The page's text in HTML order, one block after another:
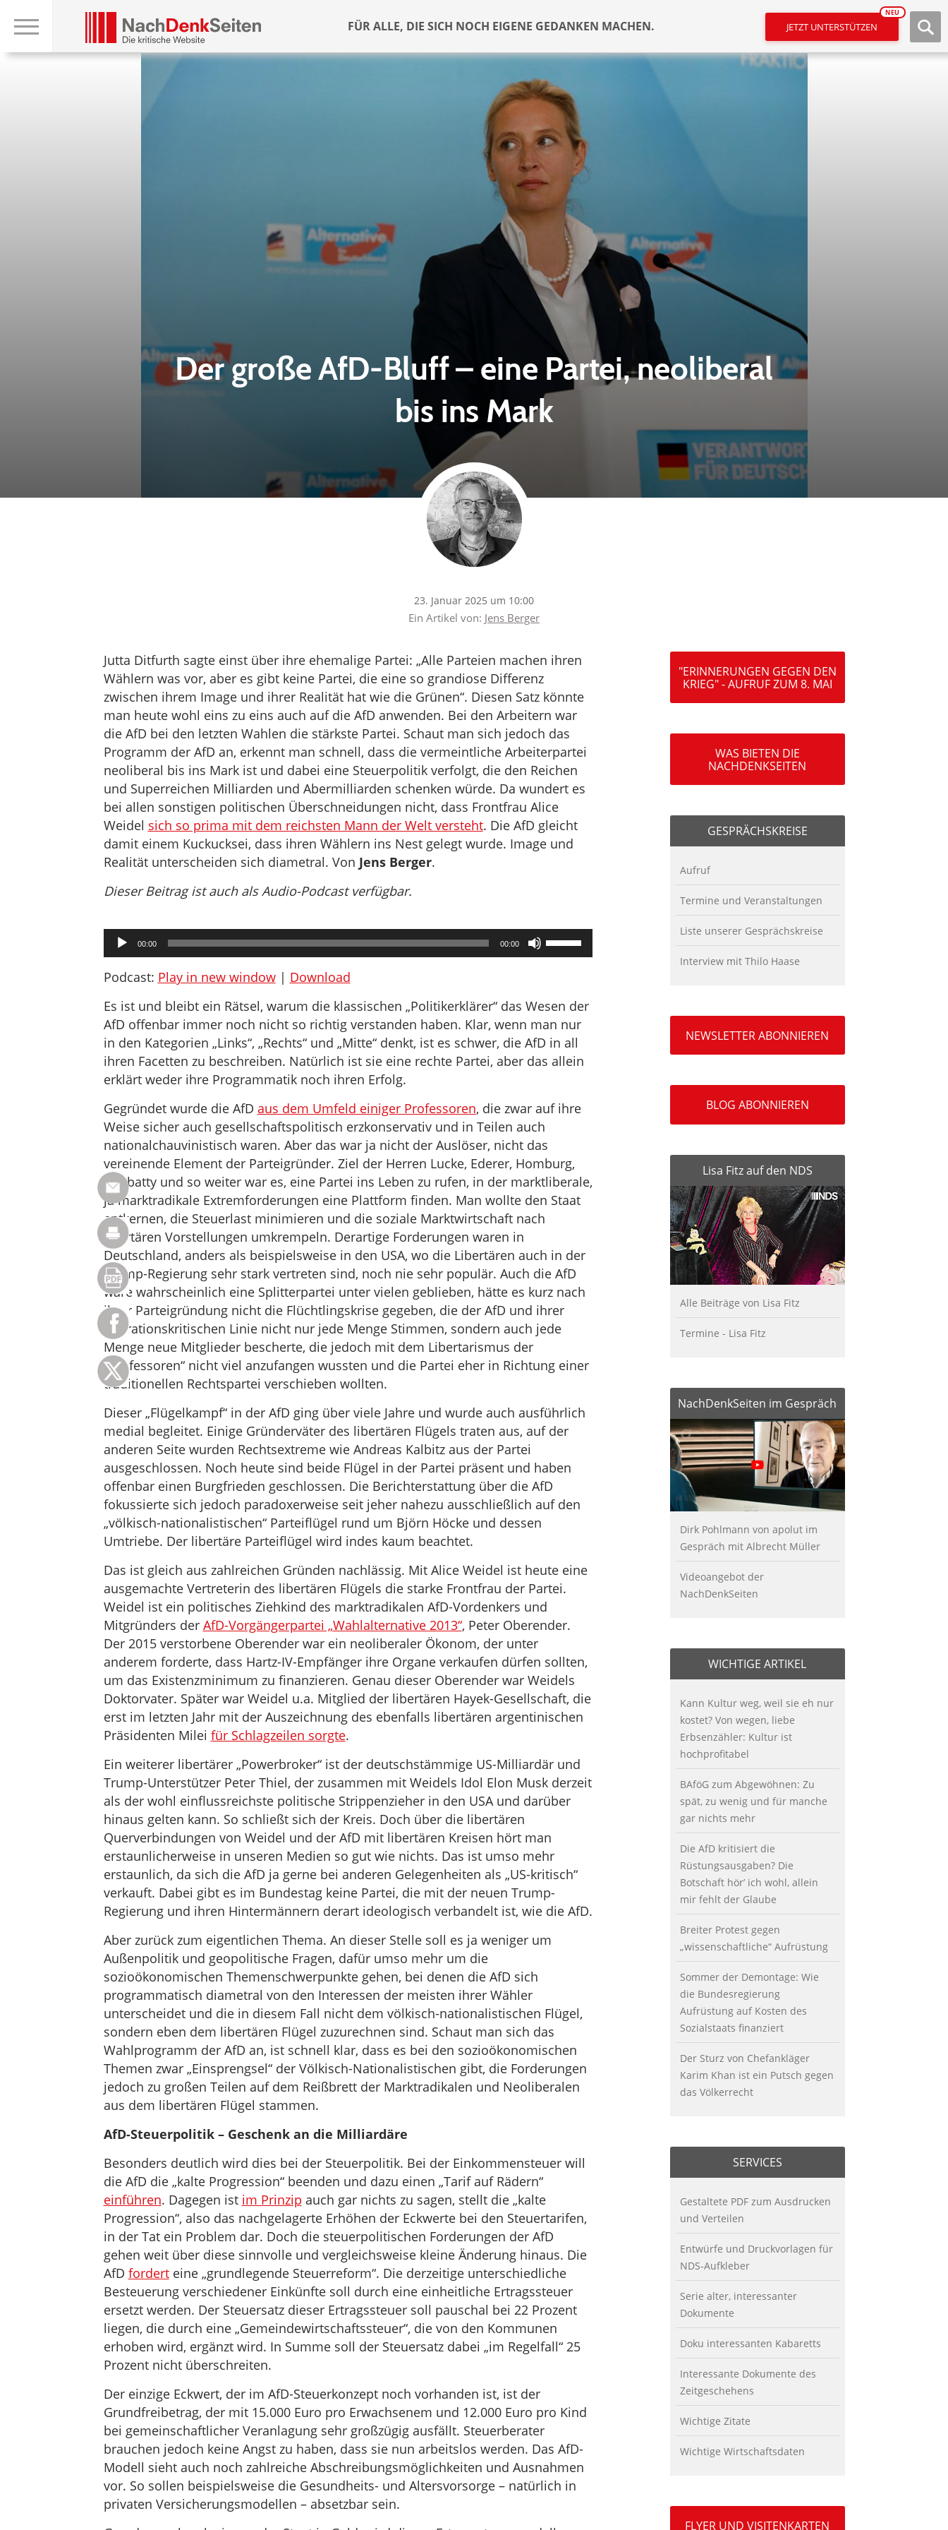
FÜR ALLE, DIE SICH NOCH EIGENE GEDANKEN MACHEN. JETZT UNTERSTÜTZEN
NEU
Der große AfD-Bluff – eine Partei, neoliberal
bis ins Mark
23. Januar 2025 um 10:00
Ein Artikel von: Jens Berger
Jutta Ditfurth sagte einst über ihre ehemalige Partei: „Alle Parteien machen ihren
Wählern was vor, aber es gibt keine Partei, die eine so grandiose Differenz
zwischen ihrem Image und ihrer Realität hat wie die Grünen“. Diesen Satz könnte
man heute wohl eins zu eins auch auf die AfD anwenden. Bei den Arbeitern war
die AfD bei den letzten Wahlen die stärkste Partei. Schaut man sich jedoch das
Programm der AfD an, erkennt man schnell, dass die vermeintliche Arbeiterpartei
neoliberal bis ins Mark ist und dabei eine Steuerpolitik verfolgt, die den Reichen
und Superreichen Milliarden und Abermilliarden schenken würde. Da wundert es
bei allen sonstigen politischen Überschneidungen nicht, dass Frontfrau Alice
Weidel sich so prima mit dem reichsten Mann der Welt versteht. Die AfD gleicht
damit einem Kuckucksei, dass ihren Wählern ins Nest gelegt wurde. Image und
Realität unterscheiden sich diametral. Von Jens Berger.
Dieser Beitrag ist auch als Audio-Podcast verfügbar.
Audio-
Player
00:00 00:00
Pfeiltasten
Hoch/Runter
die
Lautstärke
zu
regeln.
Podcast: Play in new window| Download
Es ist und bleibt ein Rätsel, warum die klassischen „Politikerklärer“ das Wesen der
AfD offenbar immer noch nicht so richtig verstanden haben. Klar, wenn man nur
in den Kategorien „Links“, „Rechts“ und „Mitte“ denkt, ist es schwer, die AfD in all
ihren Facetten zu beschreiben. Natürlich ist sie eine rechte Partei, aber das allein
erklärt weder ihre Programmatik noch ihren Erfolg.
Gegründet wurde die AfD aus dem Umfeld einiger Professoren, die zwar auf ihre
Weise sicher auch gesellschaftspolitisch erzkonservativ und in Teilen auch
nationalchauvinistisch waren. Aber das war ja nicht der Auslöser, nicht das
vereinende Element der Parteigründer. Ziel der Herren Lucke, Ederer, Homburg,
Starbatty und so weiter war es, eine Partei ins Leben zu rufen, in der marktliberale,
ja marktradikale Extremforderungen eine Plattform finden. Man wollte den Staat
entkernen, die Steuerlast minimieren und die soziale Marktwirtschaft nach
libertären Vorstellungen umkrempeln. Derartige Forderungen waren in
Deutschland, anders als beispielsweise in den USA, wo die Libertären auch in der
Trump-Regierung sehr stark vertreten sind, noch nie sehr populär. Auch die AfD
wäre wahrscheinlich eine Splitterpartei unter vielen geblieben, hätte es kurz nach
ihrer Parteigründung nicht die Flüchtlingskrise gegeben, die der AfD und ihrer
migrationskritischen Linie nicht nur jede Menge Stimmen, sondern auch jede
Menge neue Mitglieder bescherte, die jedoch mit dem Libertarismus der
„Professoren“ nicht viel anzufangen wussten und die Partei eher in Richtung einer
traditionellen Rechtspartei verschieben wollten.
Dieser „Flügelkampf“ in der AfD ging über viele Jahre und wurde auch ausführlich
medial begleitet. Einige Gründerväter des libertären Flügels traten aus, auf der
anderen Seite wurden Rechtsextreme wie Andreas Kalbitz aus der Partei
ausgeschlossen. Noch heute sind beide Flügel in der Partei präsent und haben
offenbar einen Burgfrieden geschlossen. Die Berichterstattung über die AfD
fokussierte sich jedoch paradoxerweise seit jeher nahezu ausschließlich auf den
„völkisch-nationalistischen“ Parteiflügel rund um Björn Höcke und dessen
Umtriebe. Der libertäre Parteiflügel wird indes kaum beachtet.
Das ist gleich aus zahlreichen Gründen nachlässig. Mit Alice Weidel ist heute eine
ausgemachte Vertreterin des libertären Flügels die starke Frontfrau der Partei.
Weidel ist ein politisches Ziehkind des marktradikalen AfD-Vordenkers und
Mitgründers der AfD-Vorgängerpartei „Wahlalternative 2013“, Peter Oberender.
Der 2015 verstorbene Oberender war ein neoliberaler Ökonom, der unter
anderem forderte, dass Hartz-IV-Empfänger ihre Organe verkaufen dürfen sollten,
um das Existenzminimum zu finanzieren. Genau dieser Oberender war Weidels
Doktorvater. Später war Weidel u.a. Mitglied der libertären Hayek-Gesellschaft, die
erst im letzten Jahr mit der Auszeichnung des ebenfalls libertären argentinischen
Präsidenten Milei für Schlagzeilen sorgte.
Ein weiterer libertärer „Powerbroker“ ist der deutschstämmige US-Milliardär und
Trump-Unterstützer Peter Thiel, der zusammen mit Weidels Idol Elon Musk derzeit
als der wohl einflussreichste politische Strippenzieher in den USA und darüber
hinaus gelten kann. So schließt sich der Kreis. Doch über die libertären
Querverbindungen von Weidel und der AfD mit libertären Kreisen hört man
erstaunlicherweise in unseren Medien so gut wie nichts. Das ist umso mehr
erstaunlich, da sich die AfD ja gerne bei anderen Gelegenheiten als „US-kritisch“
verkauft. Dabei gibt es im Bundestag keine Partei, die mit der neuen Trump-
Regierung und ihren Hintermännern derart ideologisch verbandelt ist, wie die AfD.
Aber zurück zum eigentlichen Thema. An dieser Stelle soll es ja weniger um
Außenpolitik und geopolitische Fragen, dafür umso mehr um die
sozioökonomischen Themenschwerpunkte gehen, bei denen die AfD sich
programmatisch diametral von den Interessen der meisten ihrer Wähler
unterscheidet und die in diesem Fall nicht dem völkisch-nationalistischen Flügel,
sondern eben dem libertären Flügel zuzurechnen sind. Schaut man sich das
Wahlprogramm der AfD an, ist schnell klar, dass es bei den sozioökonomischen
Themen zwar „Einsprengsel“ der Völkisch-Nationalistischen gibt, die Forderungen
jedoch zu großen Teilen auf dem Reißbrett der Marktradikalen und Neoliberalen
aus dem libertären Flügel stammen.
AfD-Steuerpolitik – Geschenk an die Milliardäre
Besonders deutlich wird dies bei der Steuerpolitik. Bei der Einkommensteuer will
die AfD die „kalte Progression“ beenden und dazu einen „Tarif auf Rädern“
einführen. Dagegen ist im Prinzip auch gar nichts zu sagen, stellt die „kalte
Progression“, also das nachgelagerte Erhöhen der Eckwerte bei den Steuertarifen,
in der Tat ein Problem dar. Doch die steuerpolitischen Forderungen der AfD
gehen weit über diese sinnvolle und vergleichsweise kleine Änderung hinaus. Die
AfD forderteine „grundlegende Steuerreform“. Die derzeitige unterschiedliche
Besteuerung verschiedener Einkünfte soll durch eine einheitliche Ertragssteuer
ersetzt werden. Der Steuersatz dieser Ertragssteuer soll pauschal bei 22 Prozent
liegen, die durch eine „Gemeindewirtschaftssteuer“, die von den Kommunen
erhoben wird, ergänzt wird. In Summe soll der Steuersatz dabei „im Regelfall“ 25
Prozent nicht überschreiten.
Der einzige Eckwert, der im AfD-Steuerkonzept noch vorhanden ist, ist der
Grundfreibetrag, der mit 15.000 Euro pro Erwachsenem und 12.000 Euro pro Kind
bei gemeinschaftlicher Veranlagung sehr großzügig ausfällt. Steuerberater
brauchen jedoch keine Angst zu haben, dass sie nun arbeitslos werden. Das AfD-
Modell sieht auch noch zahlreiche Abschreibungsmöglichkeiten und Ausnahmen
vor. So sollen beispielsweise die Gesundheits- und Altersvorsorge – natürlich in
privaten Versicherungsmodellen – absetzbar sein.
"ERINNERUNGEN GEGEN DEN
KRIEG" - AUFRUF ZUM 8. MAI
WAS BIETEN DIE
NACHDENKSEITEN
GESPRÄCHSKREISE
Aufruf
Termine und Veranstaltungen
Liste unserer Gesprächskreise
Interview mit Thilo Haase
NEWSLETTER ABONNIEREN
BLOG ABONNIEREN
Lisa Fitz auf den NDS
Alle Beiträge von Lisa Fitz
Termine - Lisa Fitz
NachDenkSeiten im Gespräch
Dirk Pohlmann von apolut im
Gespräch mit Albrecht Müller
Videoangebot der
NachDenkSeiten
WICHTIGE ARTIKEL
Kann Kultur weg, weil sie eh nur
kostet? Von wegen, liebe
Erbsenzähler: Kultur ist
hochprofitabel
BAföG zum Abgewöhnen: Zu
spät, zu wenig und für manche
gar nichts mehr
Die AfD kritisiert die
Rüstungsausgaben? Die
Botschaft hör’ ich wohl, allein
mir fehlt der Glaube
Breiter Protest gegen
„wissenschaftliche“ Aufrüstung
Sommer der Demontage: Wie
die Bundesregierung
Aufrüstung auf Kosten des
Sozialstaats finanziert
Der Sturz von Chefankläger
Karim Khan ist ein Putsch gegen
das Völkerrecht
SERVICES
Gestaltete PDF zum Ausdrucken
und Verteilen
Entwürfe und Druckvorlagen für
NDS-Aufkleber
Serie alter, interessanter
Dokumente
Doku interessanten Kabaretts
Interessante Dokumente des
Zeitgeschehens
Wichtige Zitate
Wichtige Wirtschaftsdaten
FLYER UND VISITENKARTEN